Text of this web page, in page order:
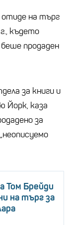
на търг
където
продаден
за книги и
Йорк, каза
за
Том Брейди
на търг за